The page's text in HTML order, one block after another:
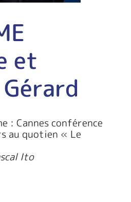
et
Gérard
: Cannes conférence
au quotien « Le
Ito